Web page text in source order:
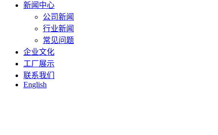
新闻中心
公司新闻
行业新闻
常见问题
企业文化
工厂展示
联系我们
English